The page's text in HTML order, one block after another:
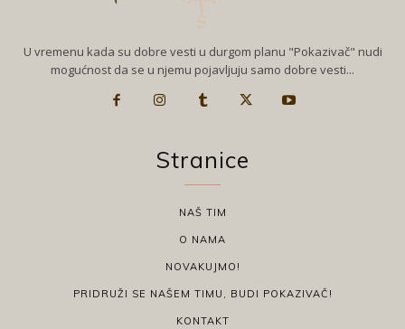
U vremenu kada su dobre vesti u durgom planu "Pokazivač" nudi
mogućnost da se u njemu pojavljuju samo dobre vesti...
Stranice
NAŠ TIM
O NAMA
NOVAKUJMO!
PRIDRUŽI SE NAŠEM TIMU, BUDI POKAZIVAČ!
KONTAKT